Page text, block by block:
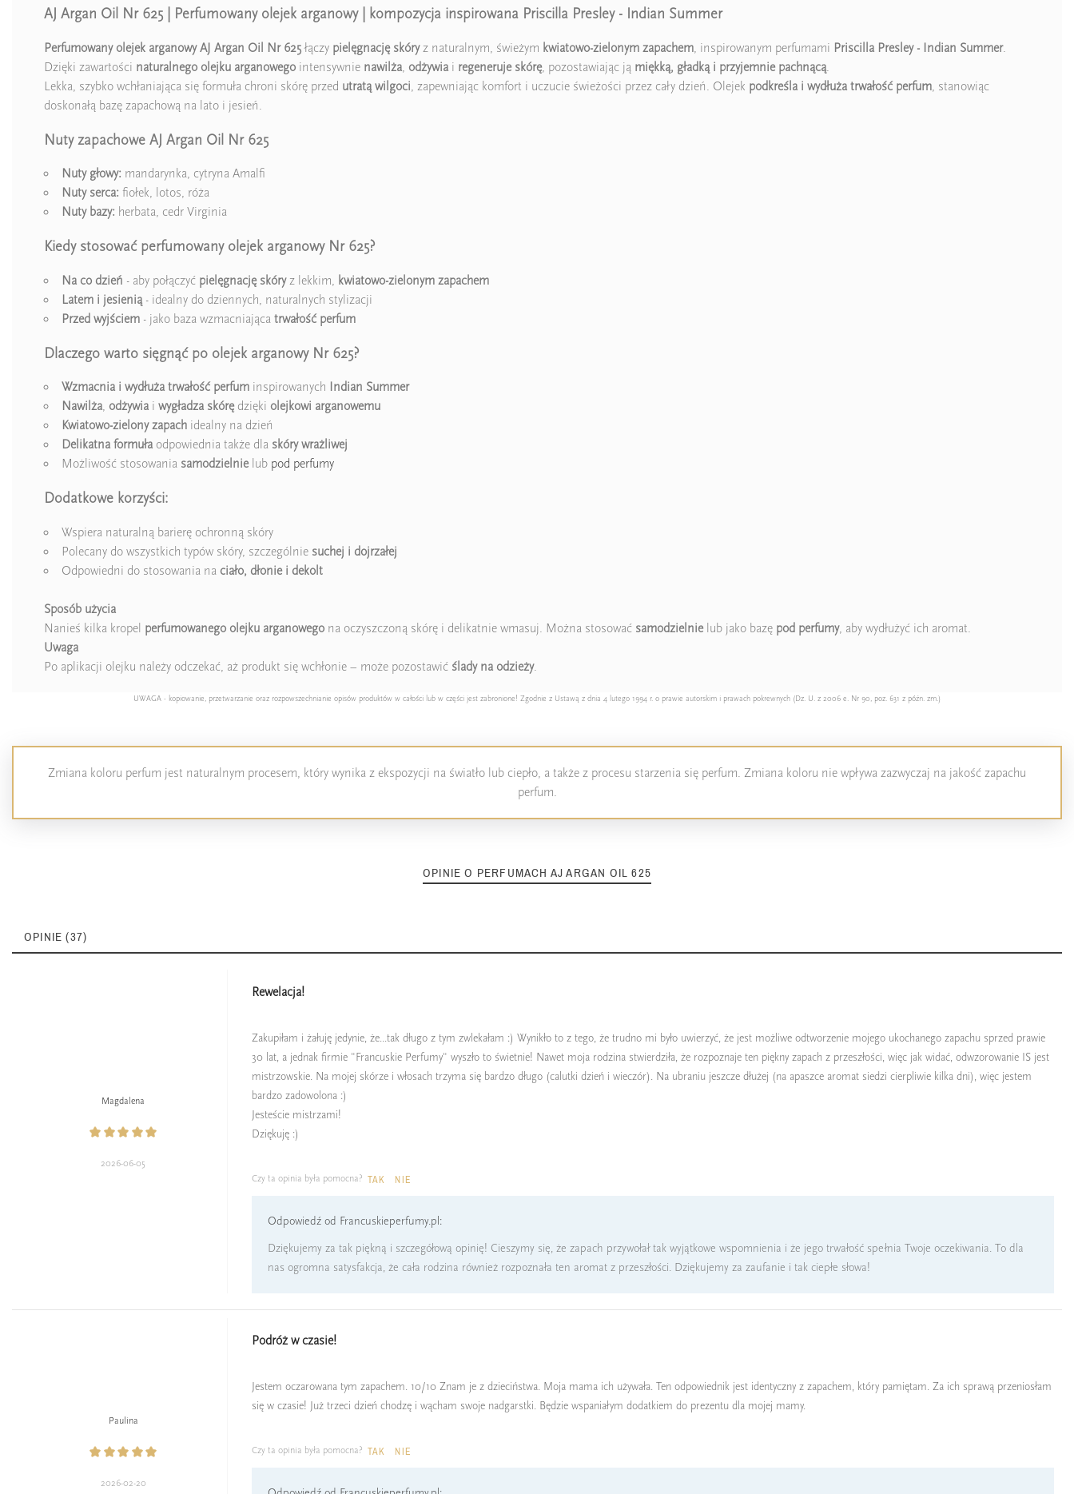
AJ Argan Oil Nr 625 | Perfumowany olejek arganowy | kompozycja inspirowana Priscilla Presley - Indian Summer
Perfumowany olejek arganowy AJ Argan Oil Nr 625łączy pielęgnację skóryz naturalnym, świeżym kwiatowo-zielonym zapachem, inspirowanym perfumami Priscilla Presley - Indian Summer.
Dzięki zawartości naturalnego olejku arganowego intensywnie nawilża, odżywia i regeneruje skórę, pozostawiając ją miękką, gładką i przyjemnie pachnącą.
Lekka, szybko wchłaniająca się formuła chroni skórę przed utratą wilgoci, zapewniając komfort i uczucie świeżości przez cały dzień. Olejek podkreśla i wydłuża trwałość perfum, stanowiąc
doskonałą bazę zapachową na lato i jesień.
Nuty zapachowe AJ Argan Oil Nr 625
Nuty głowy: mandarynka, cytryna Amalfi
Nuty serca: fiołek, lotos, róża
Nuty bazy: herbata, cedr Virginia
Kiedy stosować perfumowany olejek arganowy Nr 625?
Na co dzień - aby połączyć pielęgnację skóryz lekkim, kwiatowo-zielonym zapachem
Latem i jesienią - idealny do dziennych, naturalnych stylizacji
Przed wyjściem - jako baza wzmacniająca trwałość perfum
Dlaczego warto sięgnąć po olejek arganowy Nr 625?
Wzmacnia i wydłuża trwałość perfum inspirowanych Indian Summer
Nawilża, odżywia i wygładza skórędzięki olejkowi arganowemu
Kwiatowo-zielony zapach idealny na dzień
Delikatna formuła odpowiednia także dla skóry wrażliwej
Możliwość stosowania samodzielnielub pod perfumy
Dodatkowe korzyści:
Wspiera naturalną barierę ochronną skóry
Polecany do wszystkich typów skóry, szczególnie suchej i dojrzałej
Odpowiedni do stosowania na ciało, dłonie i dekolt
Sposób użycia
Nanieś kilka kropel perfumowanego olejku arganowego na oczyszczoną skórę i delikatnie wmasuj. Można stosować samodzielnielub jako bazę pod perfumy, aby wydłużyć ich aromat.
Uwaga
Po aplikacji olejku należy odczekać, aż produkt się wchłonie – może pozostawić ślady na odzieży.
UWAGA - kopiowanie, przetwarzanie oraz rozpowszechnianie opisów produktów w całości lub w części jest zabronione! Zgodnie z Ustawą z dnia 4 lutego 1994 r. o prawie autorskim i prawach pokrewnych (Dz. U. z 2006 e. Nr 90, poz. 631 z późn. zm.)
Zmiana koloru perfum jest naturalnym procesem, który wynika z ekspozycji na światło lub ciepło, a także z procesu starzenia się perfum. Zmiana koloru nie wpływa zazwyczaj na jakość zapachu
perfum.
OPINIE O PERFUMACH AJ ARGAN OIL 625
OPINIE (37)
Magdalena
2026-06-05
Rewelacja!
Zakupiłam i żałuję jedynie, że...tak długo z tym zwlekałam :) Wynikło to z tego, że trudno mi było uwierzyć, że jest możliwe odtworzenie mojego ukochanego zapachu sprzed prawie
30 lat, a jednak firmie "Francuskie Perfumy" wyszło to świetnie! Nawet moja rodzina stwierdziła, że rozpoznaje ten piękny zapach z przeszłości, więc jak widać, odwzorowanie IS jest
mistrzowskie. Na mojej skórze i włosach trzyma się bardzo długo (calutki dzień i wieczór). Na ubraniu jeszcze dłużej (na apaszce aromat siedzi cierpliwie kilka dni), więc jestem
bardzo zadowolona :)
Jesteście mistrzami!
Dziękuję :)
Czy ta opinia była pomocna? TAK NIE
Odpowiedź od Francuskieperfumy.pl:
Dziękujemy za tak piękną i szczegółową opinię! Cieszymy się, że zapach przywołał tak wyjątkowe wspomnienia i że jego trwałość spełnia Twoje oczekiwania. To dla
nas ogromna satysfakcja, że cała rodzina również rozpoznała ten aromat z przeszłości. Dziękujemy za zaufanie i tak ciepłe słowa!
Paulina
2026-02-20
Podróż w czasie!
Jestem oczarowana tym zapachem. 10/10 Znam je z dzieciństwa. Moja mama ich używała. Ten odpowiednik jest identyczny z zapachem, który pamiętam. Za ich sprawą przeniosłam
się w czasie! Już trzeci dzień chodzę i wącham swoje nadgarstki. Będzie wspaniałym dodatkiem do prezentu dla mojej mamy.
Czy ta opinia była pomocna? TAK NIE